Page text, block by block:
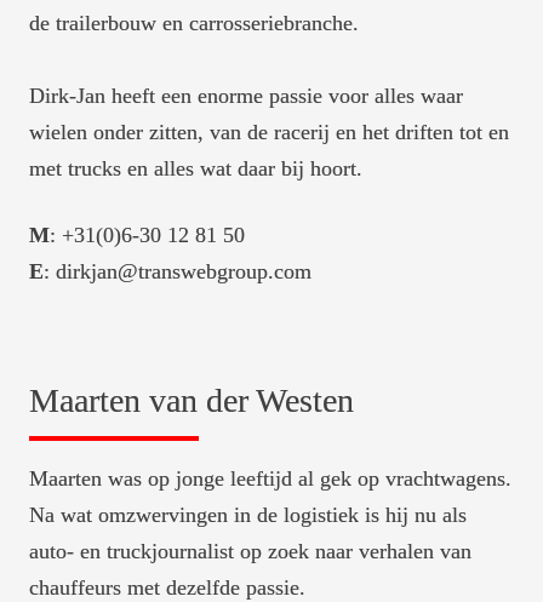
de trailerbouw en carrosseriebranche.
Dirk-Jan heeft een enorme passie voor alles waar
wielen onder zitten, van de racerij en het driften tot en
met trucks en alles wat daar bij hoort.
M
E: dirkjan@transwebgroup.com
Maarten van der Westen
Maarten was op jonge leeftijd al gek op vrachtwagens.
Na wat omzwervingen in de logistiek is hij nu als
auto- en truckjournalist op zoek naar verhalen van
chauffeurs met dezelfde passie.